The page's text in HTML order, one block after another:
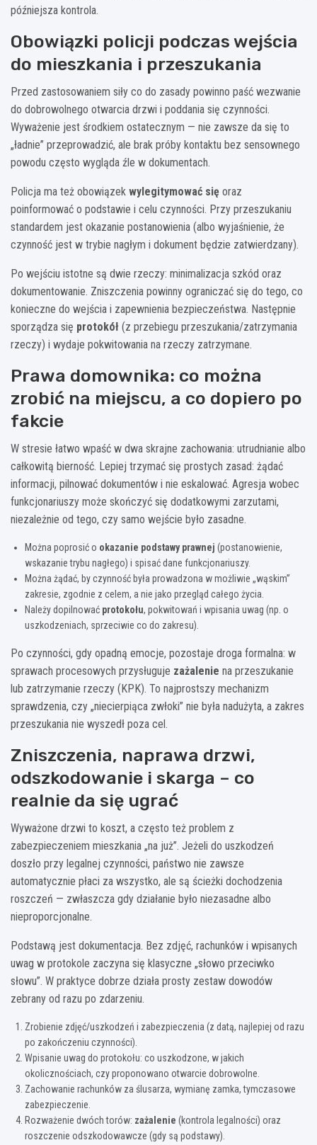
późniejsza kontrola.
Obowiązki policji podczas wejścia
do mieszkania i przeszukania
Przed zastosowaniem siły co do zasady powinno paść wezwanie
do dobrowolnego otwarcia drzwi i poddania się czynności.
Wyważenie jest środkiem ostatecznym — nie zawsze da się to
„ładnie” przeprowadzić, ale brak próby kontaktu bez sensownego
powodu często wygląda źle w dokumentach.
Policja ma też obowiązek wylegitymować się oraz
poinformować o podstawie i celu czynności. Przy przeszukaniu
standardem jest okazanie postanowienia (albo wyjaśnienie, że
czynność jest w trybie nagłym i dokument będzie zatwierdzany).
Po wejściu istotne są dwie rzeczy: minimalizacja szkód oraz
dokumentowanie. Zniszczenia powinny ograniczać się do tego, co
konieczne do wejścia i zapewnienia bezpieczeństwa. Następnie
sporządza się protokół (z przebiegu przeszukania/zatrzymania
rzeczy) i wydaje pokwitowania na rzeczy zatrzymane.
Prawa domownika: co można
zrobić na miejscu, a co dopiero po
fakcie
W stresie łatwo wpaść w dwa skrajne zachowania: utrudnianie albo
całkowitą bierność. Lepiej trzymać się prostych zasad: żądać
informacji, pilnować dokumentów i nie eskalować. Agresja wobec
funkcjonariuszy może skończyć się dodatkowymi zarzutami,
niezależnie od tego, czy samo wejście było zasadne.
Można poprosić o okazanie podstawy prawnej (postanowienie,
wskazanie trybu nagłego) i spisać dane funkcjonariuszy.
Można żądać, by czynność była prowadzona w możliwie „wąskim”
zakresie, zgodnie z celem, a nie jako przegląd całego życia.
Należy dopilnować protokołu, pokwitowań i wpisania uwag (np. o
uszkodzeniach, sprzeciwie co do zakresu).
Po czynności, gdy opadną emocje, pozostaje droga formalna: w
sprawach procesowych przysługuje zażalenie na przeszukanie
lub zatrzymanie rzeczy (KPK). To najprostszy mechanizm
sprawdzenia, czy „niecierpiąca zwłoki” nie była nadużyta, a zakres
przeszukania nie wyszedł poza cel.
Zniszczenia, naprawa drzwi,
odszkodowanie i skarga – co
realnie da się ugrać
Wyważone drzwi to koszt, a często też problem z
zabezpieczeniem mieszkania „na już”. Jeżeli do uszkodzeń
doszło przy legalnej czynności, państwo nie zawsze
automatycznie płaci za wszystko, ale są ścieżki dochodzenia
roszczeń — zwłaszcza gdy działanie było niezasadne albo
nieproporcjonalne.
Podstawą jest dokumentacja. Bez zdjęć, rachunków i wpisanych
uwag w protokole zaczyna się klasyczne „słowo przeciwko
słowu”. W praktyce dobrze działa prosty zestaw dowodów
zebrany od razu po zdarzeniu.
Zrobienie zdjęć/uszkodzeń i zabezpieczenia (z datą, najlepiej od razu
po zakończeniu czynności).
Wpisanie uwag do protokołu: co uszkodzone, w jakich
okolicznościach, czy proponowano otwarcie dobrowolne.
Zachowanie rachunków za ślusarza, wymianę zamka, tymczasowe
zabezpieczenie.
Rozważenie dwóch torów: zażalenie (kontrola legalności) oraz
roszczenie odszkodowawcze (gdy są podstawy).